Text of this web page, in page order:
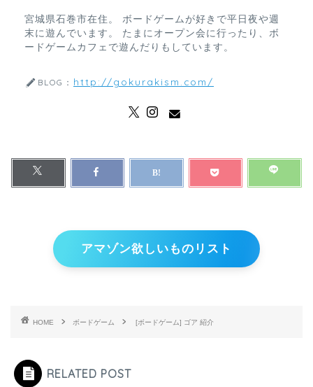
宮城県石巻市在住。 ボードゲームが好きで平日夜や週
末に遊んでいます。 たまにオープン会に行ったり、ボ
ードゲームカフェで遊んだりもしています。
BLOG： http://gokurakism.com/
アマゾン欲しいものリスト
HOME ボードゲーム [ボードゲーム] ゴア 紹介
RELATED POST